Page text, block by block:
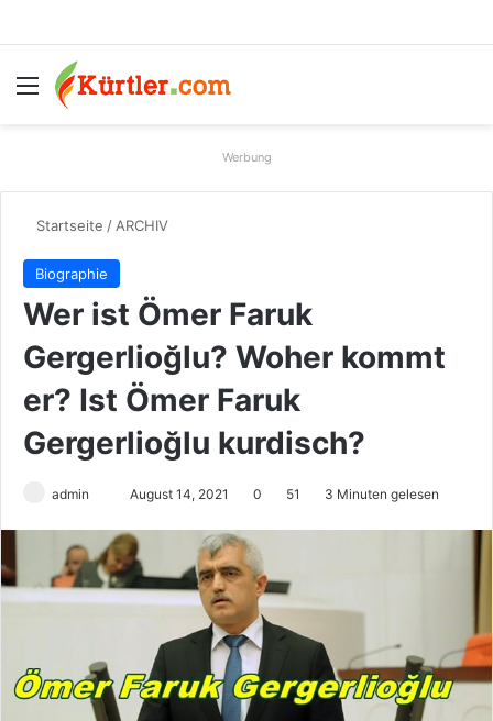
Menü
Werbung
Startseite / ARCHIV
Biographie
Wer ist Ömer Faruk
Gergerlioğlu? Woher kommt
er? Ist Ömer Faruk
Gergerlioğlu kurdisch?
admin
n
d
e
s
e
August 14, 2021 0 51 3 Minuten gelesen